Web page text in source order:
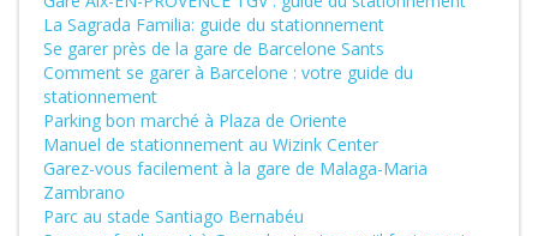
La Sagrada Familia: guide du stationnement
Se garer près de la gare de Barcelone Sants
Comment se garer à Barcelone : votre guide du
stationnement
Parking bon marché à Plaza de Oriente
Manuel de stationnement au Wizink Center
Garez-vous facilement à la gare de Malaga-Maria
Zambrano
Parc au stade Santiago Bernabéu